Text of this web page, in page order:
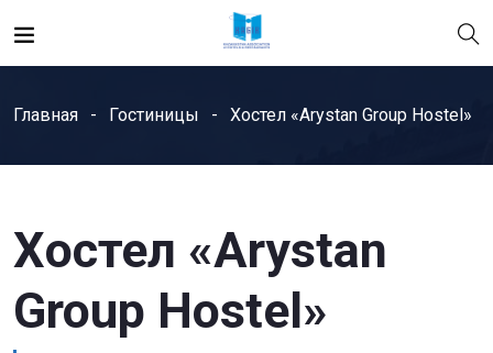
Главная Гостиницы Хостел «Arystan Group Hostel»
Хостел «Arystan
Group Hostel»